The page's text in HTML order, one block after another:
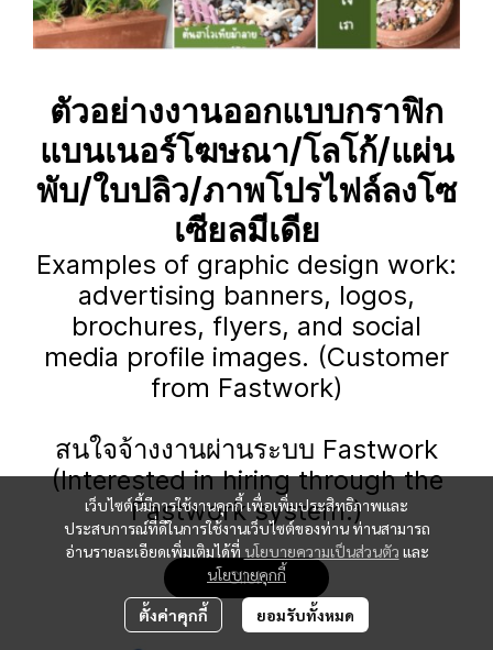
ตัวอย่างงานออกแบบกราฟิก
แบนเนอร์โฆษณา/โลโก้/แผ่น
พับ/ใบปลิว/ภาพโปรไฟล์ลงโซ
เซียลมีเดีย
Examples of graphic design work:
advertising banners, logos,
brochures, flyers, and social
media profile images. (Customer
from Fastwork)
สนใจจ้างงานผ่านระบบ Fastwork
(Interested in hiring through the
Fastwork system.)
Click
เว็บไซต์นี้มีการใช้งานคุกกี้ เพื่อเพิ่มประสิทธิภาพและ
ประสบการณ์ที่ดีในการใช้งานเว็บไซต์ของท่าน ท่านสามารถ
อ่านรายละเอียดเพิ่มเติมได้ที่ นโยบายความเป็นส่วนตัว และ
นโยบายคุกกี้
ตั้งค่าคุกกี้ ยอมรับทั้งหมด